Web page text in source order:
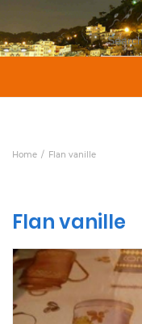
Search
for:
Home Flan vanille
Flan vanille